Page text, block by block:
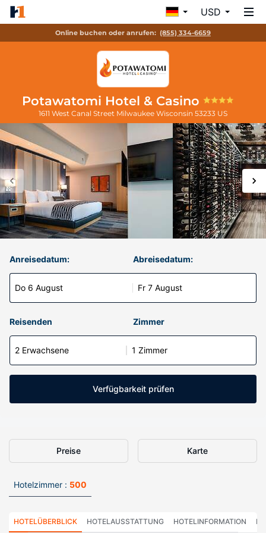
USD
Online buchen oder anrufen: (855) 334-6659
Potawatomi Hotel & Casino
1611 West Canal Street Milwaukee Wisconsin 53233 US
Anreisedatum:
Do 6 August
Abreisedatum:
Fr 7 August
Reisenden Zimmer
2 Erwachsene 1 Zimmer
Verfügbarkeit prüfen
Preise Karte
Hotelzimmer : 500
HOTELÜBERBLICK HOTELAUSSTATTUNG HOTELINFORMATION